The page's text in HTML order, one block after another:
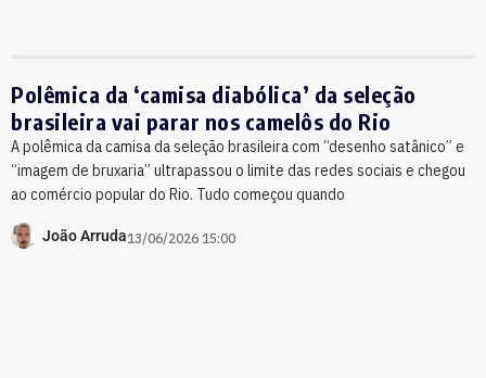
Polêmica da ‘camisa diabólica’ da seleção
brasileira vai parar nos camelôs do Rio
A polêmica da camisa da seleção brasileira com “desenho satânico” e
“imagem de bruxaria” ultrapassou o limite das redes sociais e chegou
ao comércio popular do Rio. Tudo começou quando
João Arruda13/06/2026 15:00